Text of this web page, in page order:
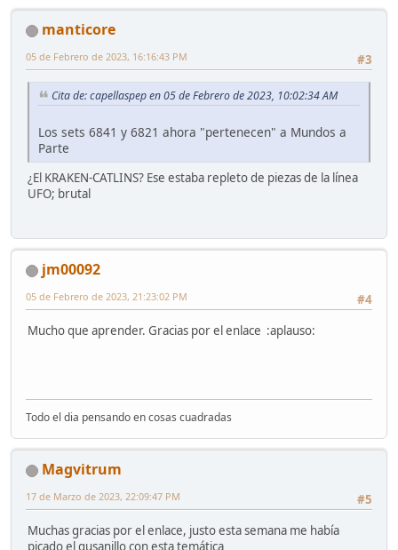
manticore
#3
05 de Febrero de 2023, 16:16:43 PM
Cita de: capellaspep en 05 de Febrero de 2023, 10:02:34 AM
Los sets 6841 y 6821 ahora "pertenecen" a Mundos a
Parte
¿El KRAKEN-CATLINS? Ese estaba repleto de piezas de la línea
UFO; brutal
jm00092
#4
05 de Febrero de 2023, 21:23:02 PM
Mucho que aprender. Gracias por el enlace :aplauso:
Todo el dia pensando en cosas cuadradas
Magvitrum
#5
17 de Marzo de 2023, 22:09:47 PM
Muchas gracias por el enlace, justo esta semana me había
picado el gusanillo con esta temática